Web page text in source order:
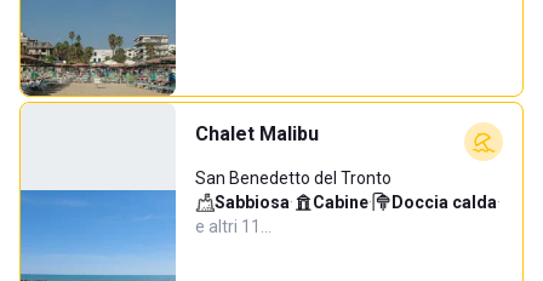
Chalet Malibu
San Benedetto del Tronto
Sabbiosa· Cabine· Doccia calda·
e altri 11…